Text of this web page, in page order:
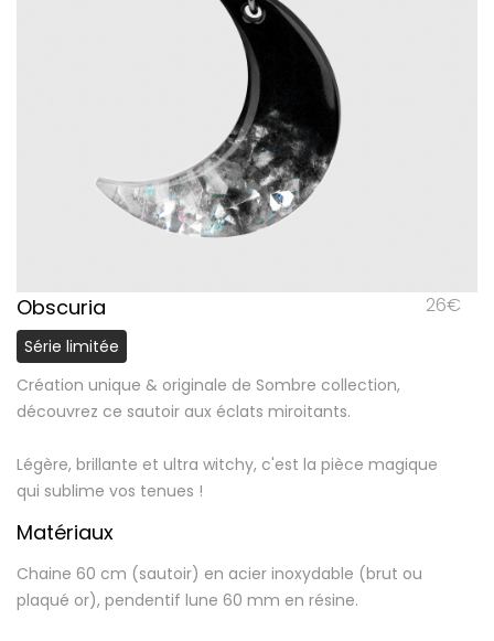
Obscuria 26€
Série limitée
Création unique & originale de Sombre collection,
découvrez ce sautoir aux éclats miroitants.
Légère, brillante et ultra witchy, c'est la pièce magique
qui sublime vos tenues !
Matériaux
Chaine 60 cm (sautoir) en acier inoxydable (brut ou
plaqué or), pendentif lune 60 mm en résine.